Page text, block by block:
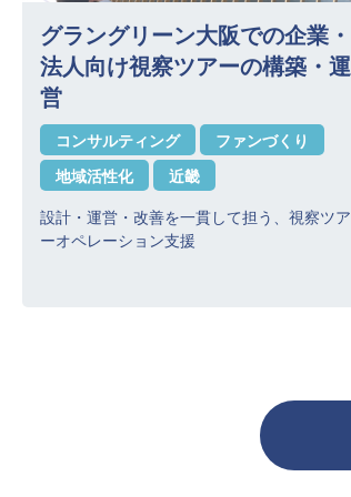
グラングリーン大阪での企業・
法人向け視察ツアーの構築・運
営
コンサルティング
ファンづくり
地域活性化
近畿
設計・運営・改善を一貫して担う、視察ツア
ーオペレーション支援